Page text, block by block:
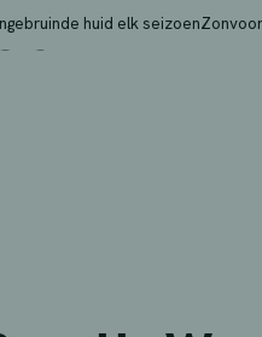
huid elk seizoen